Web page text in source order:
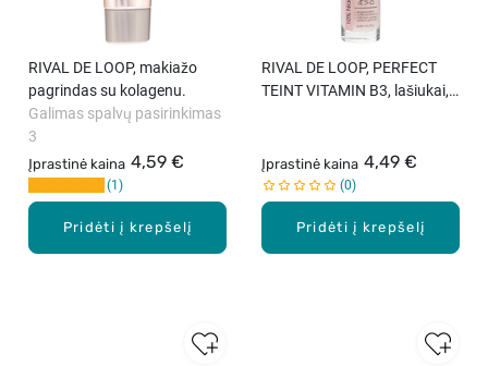
Pridėti į krepšelį
RIVAL DE LOOP, makiažo
pagrindas su kolagenu.
Įprastinė kaina 4,59 €
Galimas spalvų pasirinkimas
3
1
Pridėti į krepšelį
RIVAL DE LOOP, PERFECT
TEINT VITAMIN B3, lašiukai,
Įprastinė kaina 4,49 €
0